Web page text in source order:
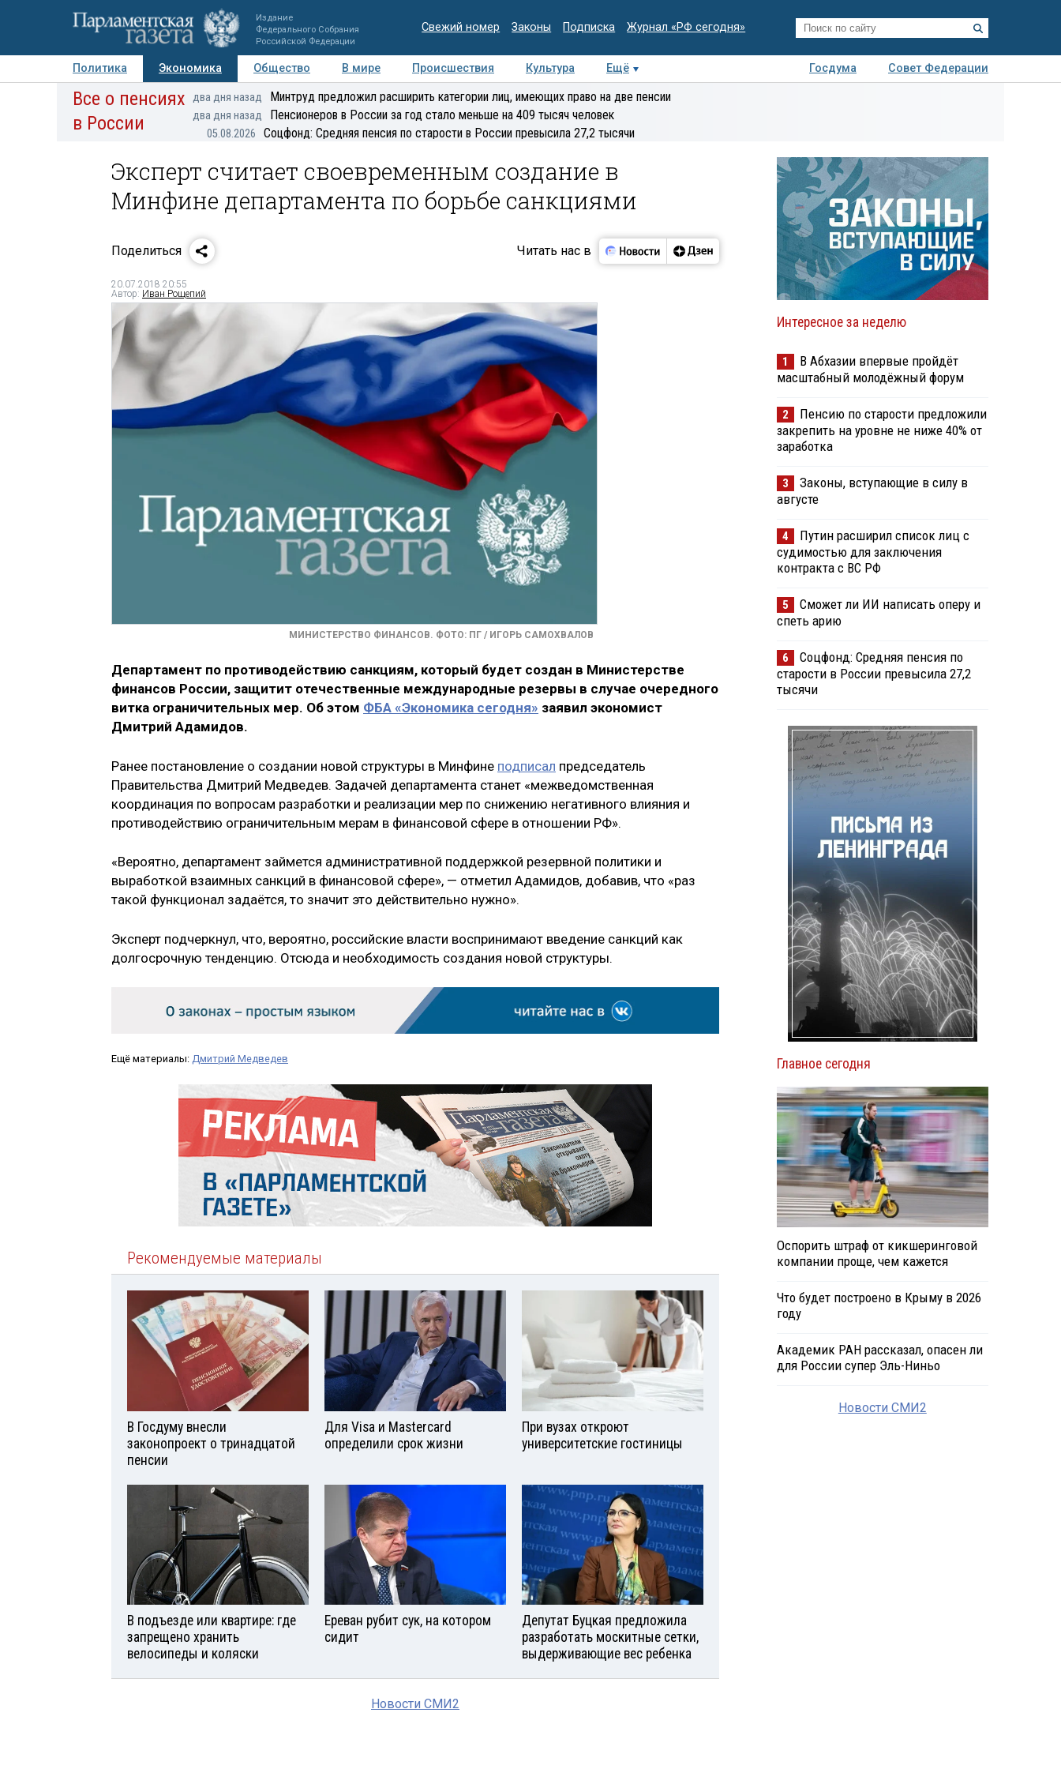
Издание
Федерального Собрания
Российской Федерации
Свежий номер Законы Подписка Журнал «РФ сегодня»
Политика Экономика Общество В мире Происшествия Культура Ещё Госдума
Совет Федерации
Авторы Персоны Мнения Регионы Медиацентр Интервью Колумнисты
Деловая
Все о пенсиях
в России
два дня назад Минтруд предложил расширить категории лиц, имеющих право на две пенсии
два дня назад Пенсионеров в России за год стало меньше на 409 тысяч человек
05.08.2026 Соцфонд: Средняя пенсия по старости в России превысила 27,2 тысячи
Эксперт считает своевременным создание в
Минфине департамента по борьбе санкциями
Поделиться Читать нас в
20.07.2018 20:55
Автор: Иван Рощепий
МИНИСТЕРСТВО ФИНАНСОВ. ФОТО: ПГ / ИГОРЬ САМОХВАЛОВ
Департамент по противодействию санкциям, который будет создан в Министерстве
финансов России, защитит отечественные международные резервы в случае очередного
витка ограничительных мер. Об этом ФБА «Экономика сегодня» заявил экономист
Дмитрий Адамидов.
Ранее постановление о создании новой структуры в Минфине подписал председатель
Правительства Дмитрий Медведев. Задачей департамента станет «межведомственная
координация по вопросам разработки и реализации мер по снижению негативного влияния и
противодействию ограничительным мерам в финансовой сфере в отношении РФ».
«Вероятно, департамент займется административной поддержкой резервной политики и
выработкой взаимных санкций в финансовой сфере», — отметил Адамидов, добавив, что «раз
такой функционал задаётся, то значит это действительно нужно».
Эксперт подчеркнул, что, вероятно, российские власти воспринимают введение санкций как
долгосрочную тенденцию. Отсюда и необходимость создания новой структуры.
Ещё материалы: Дмитрий Медведев
Рекомендуемые материалы
В Госдуму внесли
законопроект о тринадцатой
пенсии
Для Visа и Mastercard
определили срок жизни
При вузах откроют
университетские гостиницы
В подъезде или квартире: где
запрещено хранить
велосипеды и коляски
Ереван рубит сук, на котором
сидит
Депутат Буцкая предложила
разработать москитные сетки,
выдерживающие вес ребенка
Новости СМИ2
Интересное за неделю
1
В Абхазии впервые пройдёт
масштабный молодёжный форум
2
Пенсию по старости предложили
закрепить на уровне не ниже 40% от
заработка
3
Законы, вступающие в силу в
августе
4
Путин расширил список лиц с
судимостью для заключения
контракта с ВС РФ
5
Сможет ли ИИ написать оперу и
спеть арию
6
Соцфонд: Средняя пенсия по
старости в России превысила 27,2
тысячи
Главное сегодня
Оспорить штраф от кикшеринговой
компании проще, чем кажется
Что будет построено в Крыму в 2026
году
Академик РАН рассказал, опасен ли
для России супер Эль-Ниньо
Новости СМИ2